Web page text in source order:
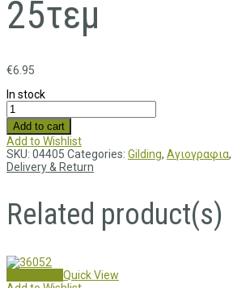
25τεμ
€6.95
In stock
Add to cart
Add to Wishlist
SKU: 04405 Categories: Gilding, Αγιογραφια,
Delivery & Return
Related product(s)
Quick View